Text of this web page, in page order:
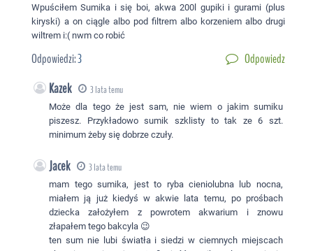
Wpuściłem Sumika i się boi, akwa 200l gupiki i gurami (plus
kiryski) a on ciągle albo pod filtrem albo korzeniem albo drugi
wiltrem i:( nwm co robić
Odpowiedzi:3 Odpowiedz
Kazek 3 lata temu
Może dla tego że jest sam, nie wiem o jakim sumiku
piszesz. Przykładowo sumik szklisty to tak ze 6 szt.
minimum żeby się dobrze czuły.
Jacek 3 lata temu
mam tego sumika, jest to ryba cieniolubna lub nocna,
miałem ją już kiedyś w akwie lata temu, po prośbach
dziecka założyłem z powrotem akwarium i znowu
złapałem tego bakcyla 😉
ten sum nie lubi światła i siedzi w ciemnych miejscach